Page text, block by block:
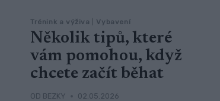
Trénink a výživa Vybavení
Několik tipů, které
vám pomohou, když
chcete začít běhat
OD BEZKY 02.05.2026